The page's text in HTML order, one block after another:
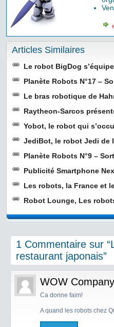
Articles Similaires
Le robot BigDog
Planète Robots N°17 –
Le bras robotique de
Raytheon-Sarcos
Yobot, le robot qui
JediBot, le robot Jedi de
Planète Robots N°9 –
Publicité Smartphone
Les robots, la France et
Robot Lounge, Les
1 Commentaire sur
restaurant japonais”
WOW Company
Ca donne faim!
A quand les robots chez